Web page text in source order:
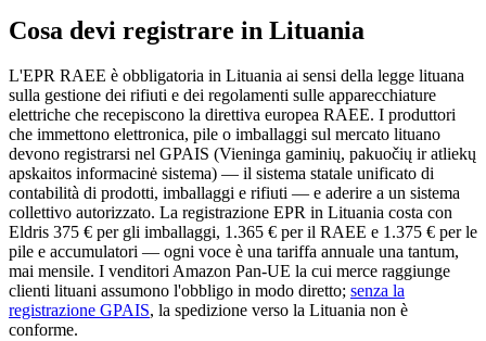
Cosa devi registrare in Lituania
L'EPR RAEE è obbligatoria in Lituania ai sensi della legge lituana
sulla gestione dei rifiuti e dei regolamenti sulle apparecchiature
elettriche che recepiscono la direttiva europea RAEE. I produttori
che immettono elettronica, pile o imballaggi sul mercato lituano
devono registrarsi nel GPAIS (Vieninga gaminių, pakuočių ir atliekų
apskaitos informacinė sistema) — il sistema statale unificato di
contabilità di prodotti, imballaggi e rifiuti — e aderire a un sistema
collettivo autorizzato. La registrazione EPR in Lituania costa con
Eldris 375 € per gli imballaggi, 1.365 € per il RAEE e 1.375 € per le
pile e accumulatori — ogni voce è una tariffa annuale una tantum,
mai mensile. I venditori Amazon Pan-UE la cui merce raggiunge
clienti lituani assumono l'obbligo in modo diretto; senza la
registrazione GPAIS, la spedizione verso la Lituania non è
conforme.